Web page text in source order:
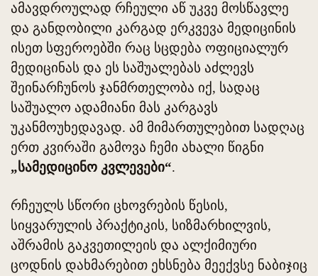
ამავდროულად რჩეული აწ უკვე მოსწავლე
და განდობილი კარგად ერკვევა მედიცინის
ისეთ სფეროებში რაც სცდება ოფიციალურ
მედიცინას და ეს საშუალებას აძლევს
შეინარჩუნოს ჯანმრთელობა იქ, სადაც
საშუალო ადამიანი მას კარგავს
უკანმოუხედავად. ამ მიმართულებით სადღაც
ერთ კვირაში გამოვა ჩემი ახალი წიგნი
„სამედიცინო კვლევები“.
რჩეულს სწორი ცხოვრების წესის,
სიყვარულის პრაქტიკის, სიზმარხილვის,
აშრამის გაკვეთილეის და ალქიმიური
ცოდნის დახმარებით ეხსნება მეექვსე ნაბიჯიც